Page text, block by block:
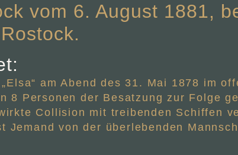
vom 6. August 1881,
am Abend des 31. Mai 1878 im
8 Personen der Besatzung zur Folge
Collision mit treibenden Schiffen
Jemand von der überlebenden